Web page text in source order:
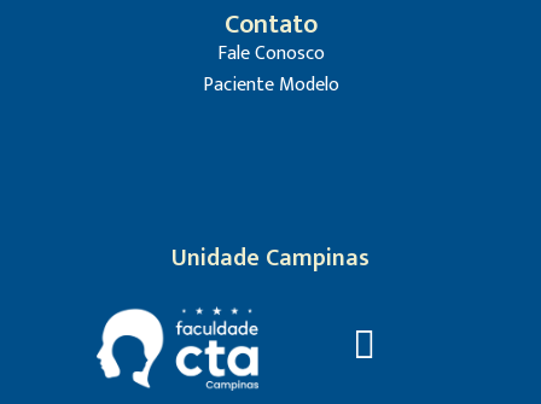
Contato
Fale Conosco
Paciente Modelo
Unidade Campinas